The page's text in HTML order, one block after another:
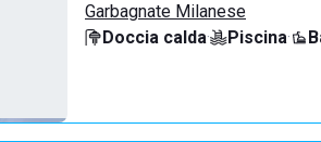
Garbagnate Milanese
Doccia calda· Piscina·